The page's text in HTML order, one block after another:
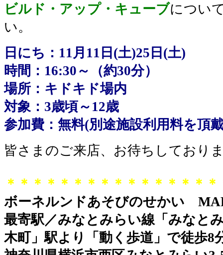
ビルド・アップ・キューブについ
い。
日にち：11月11日(土)25日(土)
時間：16:30～（約30分）
場所：キドキド場内
対象：3歳頃～12歳
参加費：無料(別途施設利用料を頂
皆さまのご来店、お待ちしており
＊＊＊＊＊＊＊＊＊＊＊＊＊＊＊
ボーネルンドあそびのせかい
最寄駅／みなとみらい線「みなと
木町」駅より「動く歩道」で徒歩8